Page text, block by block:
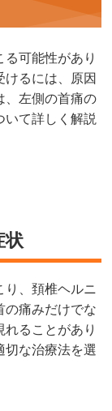
可能性があり
けるには、原因
、左側の首痛の
いて詳しく解説
状
り、頚椎ヘルニ
の痛みだけでな
れることがあり
切な治療法を選